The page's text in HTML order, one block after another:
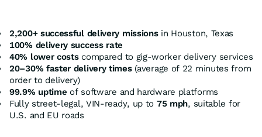
2,200+ successful delivery missionsin Houston, Texas
100% delivery success rate
40% lower costscompared to gig-worker delivery services
20–30% faster delivery times(average of 22 minutes from
order to delivery)
99.9% uptime of software and hardware platforms
Fully street-legal, VIN-ready, up to 75 mph, suitable for
U.S. and EU roads